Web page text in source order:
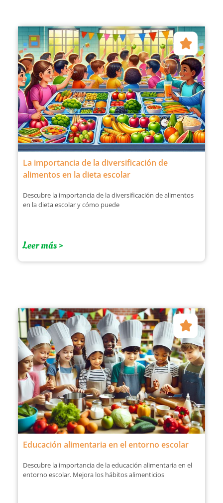
La importancia de la diversificación de
alimentos en la dieta escolar
Descubre la importancia de la diversificación de alimentos
en la dieta escolar y cómo puede
Leer más >
Educación alimentaria en el entorno escolar
Descubre la importancia de la educación alimentaria en el
entorno escolar. Mejora los hábitos alimenticios